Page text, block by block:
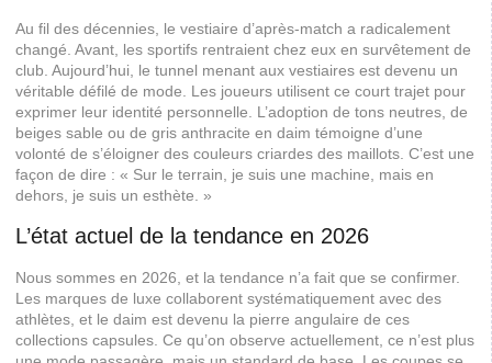
Au fil des décennies, le vestiaire d’après-match a radicalement
changé. Avant, les sportifs rentraient chez eux en survêtement de
club. Aujourd’hui, le tunnel menant aux vestiaires est devenu un
véritable défilé de mode. Les joueurs utilisent ce court trajet pour
exprimer leur identité personnelle. L’adoption de tons neutres, de
beiges sable ou de gris anthracite en daim témoigne d’une
volonté de s’éloigner des couleurs criardes des maillots. C’est une
façon de dire : « Sur le terrain, je suis une machine, mais en
dehors, je suis un esthète. »
L’état actuel de la tendance en 2026
Nous sommes en 2026, et la tendance n’a fait que se confirmer.
Les marques de luxe collaborent systématiquement avec des
athlètes, et le daim est devenu la pierre angulaire de ces
collections capsules. Ce qu’on observe actuellement, ce n’est plus